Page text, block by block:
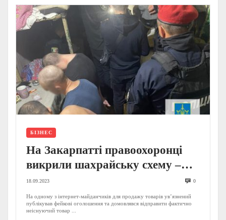
БІЗНЕС
На Закарпатті правоохоронці
викрили шахрайську схему –
тюремний «інтернет магазин»
(ФОТО)
18.09.2023 0
На одному з інтернет-майданчиків для продажу товарів ув’язнений
публікував фейкові оголошення та домовлявся відправити фактично
неіснуючий товар ...